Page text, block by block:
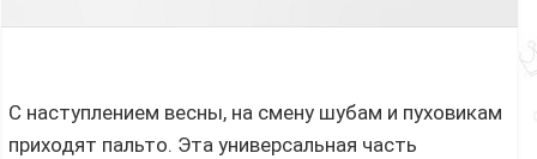
С наступлением весны, на смену шубам и пуховикам
приходят пальто. Эта универсальная часть